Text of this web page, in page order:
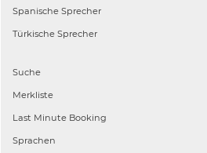
Spanische Sprecher
Türkische Sprecher
Suche
Merkliste
Last Minute Booking
Sprachen